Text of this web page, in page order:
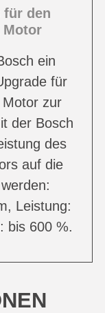
für den
Motor
ein
für
zur
der Bosch
des
auf die
Leistung:
bis 600 %.